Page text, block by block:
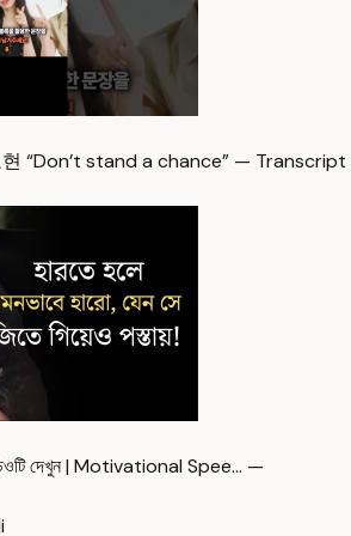
“Don’t stand a chance” — Transcript
দেখুন | Motivational Spee… —